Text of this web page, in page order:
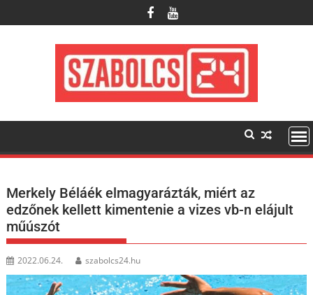
to
Merkely Béláék elmagyarázták, miért az
edzőnek kellett kimentenie a vizes vb-n elájult
műúszót
2022.06.24. szabolcs24.hu